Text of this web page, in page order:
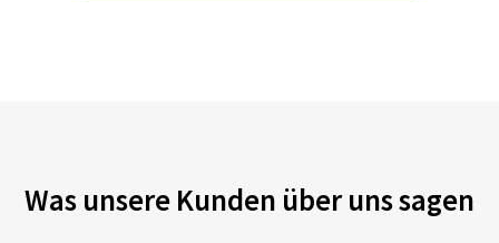
Was unsere Kunden über uns sagen